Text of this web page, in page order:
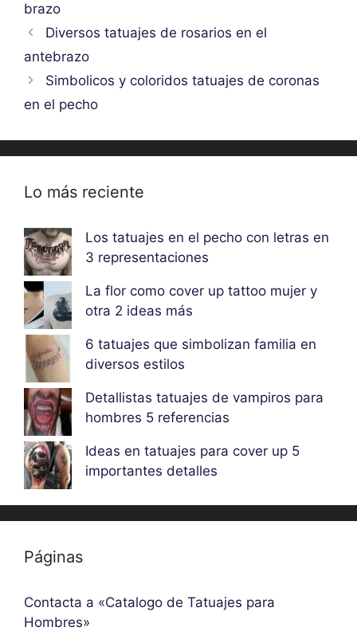
brazo
Diversos tatuajes de rosarios en el
antebrazo
Simbolicos y coloridos tatuajes de coronas
en el pecho
Lo más reciente
Los tatuajes en el pecho con letras en
3 representaciones
La flor como cover up tattoo mujer y
otra 2 ideas más
6 tatuajes que simbolizan familia en
diversos estilos
Detallistas tatuajes de vampiros para
hombres 5 referencias
Ideas en tatuajes para cover up 5
importantes detalles
Páginas
Contacta a «Catalogo de Tatuajes para
Hombres»